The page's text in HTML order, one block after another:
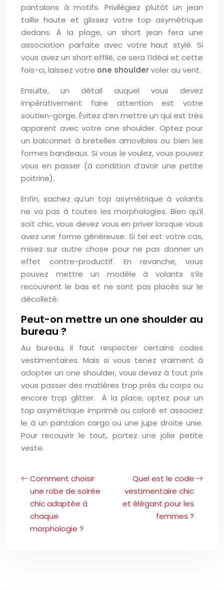
pantalons à motifs. Privilégiez plutôt un jean
taille haute et glissez votre top asymétrique
dedans. À la plage, un short jean fera une
association parfaite avec votre haut stylé. Si
vous avez un short effilé, ce sera l’idéal et cette
fois-ci, laissez votre one shouldervoler au vent.
Ensuite, un détail auquel vous devez
impérativement faire attention est votre
soutien-gorge. Évitez d’en mettre un qui est très
apparent avec votre one shoulder. Optez pour
un balconnet à bretelles amovibles ou bien les
formes bandeaux. Si vous le voulez, vous pouvez
vous en passer (à condition d’avoir une petite
poitrine).
Enfin, sachez qu’un top asymétrique à volants
ne va pas à toutes les morphologies. Bien qu’il
soit chic, vous devez vous en priver lorsque vous
avez une forme généreuse. Si tel est votre cas,
misez sur autre chose pour ne pas donner un
effet contre-productif. En revanche, vous
pouvez mettre un modèle à volants s’ils
recouvrent le bas et ne sont pas placés sur le
décolleté.
Peut-on mettre un one shoulder au
bureau ?
Au bureau, il faut respecter certains codes
vestimentaires. Mais si vous tenez vraiment à
adopter un one shoulder, vous devez à tout prix
vous passer des matières trop près du corps ou
encore trop glitter. À la place, optez pour un
top asymétrique imprimé ou coloré et associez
le à un pantalon cargo ou une jupe droite unie.
Pour recouvrir le tout, portez une jolie petite
veste.
Comment choisir
une robe de soirée
chic adaptée à
chaque
morphologie ?
Quel est le code
vestimentaire chic
et élégant pour les
femmes ?